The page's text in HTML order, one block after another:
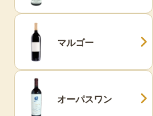
マルゴー
オーパスワン